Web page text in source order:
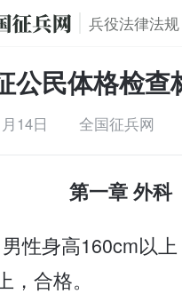
兵役法律法规
公民体格检
14日 全国征兵网
第一章 外科
男性身高160cm以
，合格。